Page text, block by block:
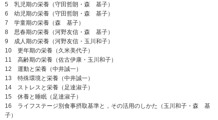
5 乳児期の栄養（守田哲朗・森 基子）
6 幼児期の栄養（守田哲朗・森 基子）
7 学童期の栄養（森 基子）
8 思春期の栄養（河野友信・森 基子）
9 成人期の栄養（河野友信・玉川和子）
10 更年期の栄養（久米美代子）
11 高齢期の栄養（佐古伊康・玉川和子）
12 運動と栄養（中井誠一）
13 特殊環境と栄養（中井誠一）
14 ストレスと栄養（足達淑子）
15 休養と睡眠（足達淑子）
16 ライフステージ別食事摂取基準と，その活用のしかた（玉川和子・森 基
子）